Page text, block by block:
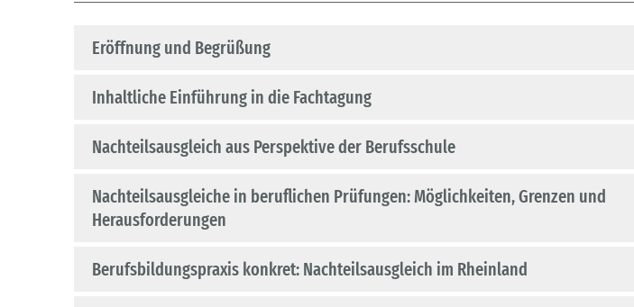
Eröffnung und Begrüßung
Inhaltliche Einführung in die Fachtagung
Nachteilsausgleich aus Perspektive der Berufsschule
Nachteilsausgleiche in beruflichen Prüfungen: Möglichkeiten, Grenzen und
Herausforderungen
Berufsbildungspraxis konkret: Nachteilsausgleich im Rheinland